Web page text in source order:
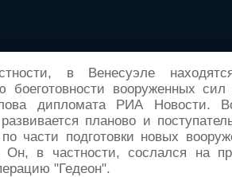
в Венесуэле
боеготовности вооруженных
дипломата РИА Новости.
планово и
части подготовки новых
Он, в частности, сослался на
"Гедеон".